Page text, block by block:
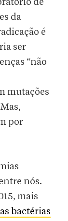
de
da
é
ser
“não
mutações
por
nós.
mais
bactérias